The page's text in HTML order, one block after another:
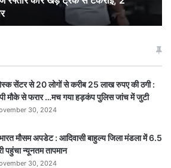
सेंटर से 20 लोगों से करीब 25 लाख रुपए की ठगी :
मौके से फरार …मच गया हड़कंप पुलिस जांच में जुटी
30, 2024
मौसम अपडेट : आदिवासी बाहुल्य जिला मंडला में 6.5
पहुंचा न्यूनतम तापमान
30, 2024